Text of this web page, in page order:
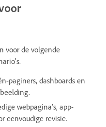
voor de volgende
paginers, dashboards en
webpagina’s, app-
eenvoudige revisie.